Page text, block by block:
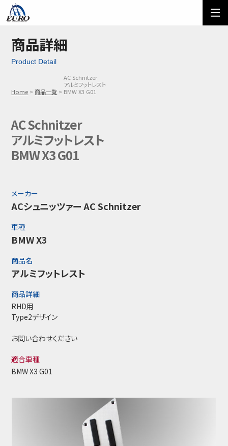
ご利用方法
メール問い合わせ
03-5674-7742
商品詳細
Product Detail
Home 商品一覧
AC Schnitzer
アルミフットレスト
BMW X3 G01
AC Schnitzer
アルミフットレスト
BMW X3 G01
メーカー
ACシュニッツァー AC Schnitzer
車種
BMW X3
商品名
アルミフットレスト
商品詳細
RHD用
Type2デザイン
お問い合わせください
適合車種
BMW X3 G01